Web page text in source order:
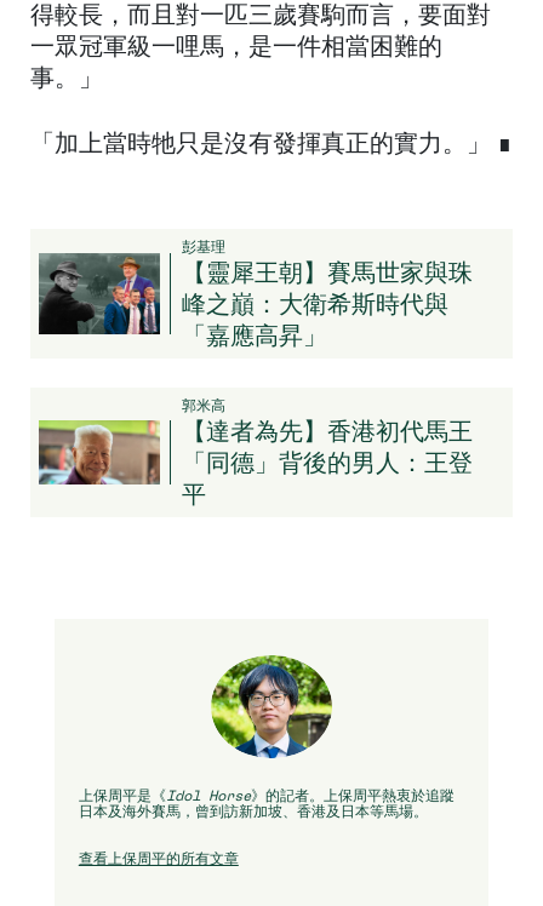
得較長，而且對一匹三歲賽駒而言，要面對
一眾冠軍級一哩馬，是一件相當困難的
事。」
「加上當時牠只是沒有發揮真正的實力。」 ∎
彭基理
【靈犀王朝】賽馬世家與珠
峰之巔：大衛希斯時代與
「嘉應高昇」
郭米高
【達者為先】香港初代馬王
「同德」背後的男人：王登
平
上保周平是《 Idol Horse》的記者。上保周平熱衷於追蹤
日本及海外賽馬，曾到訪新加坡、香港及日本等馬場。
查看上保周平的所有文章